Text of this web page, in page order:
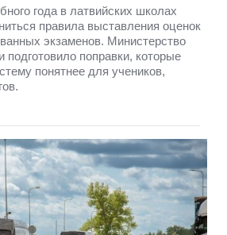
года в латвийских школах
правила выставления оценок
экзаменов. Министерство
подготовило поправки, которые
понятнее для учеников,